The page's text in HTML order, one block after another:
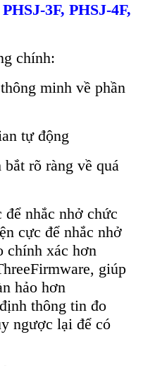
3F, PHSJ-4F,
chính:
ông minh về phần
tự động
bắt rõ ràng về quá
nhắc nhở chức
cực để nhắc nhở
chính xác hơn
giúp
hảo hơn
ịnh thông tin đo
ngược lại để có